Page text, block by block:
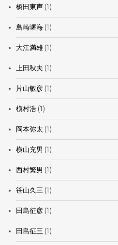
橋田東声(1)
島崎曙海(1)
大江満雄(1)
上田秋夫 (1)
片山敏彦(1)
槇村浩(1)
岡本弥太 (1)
横山充男 (1)
西村繁男 (1)
笹山久三 (1)
田島征彦(1)
田島征三 (1)